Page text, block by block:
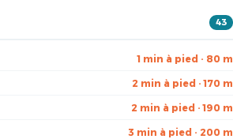
43
1 min à pied · 80 m
2 min à pied · 170 m
2 min à pied · 190 m
3 min à pied · 200 m